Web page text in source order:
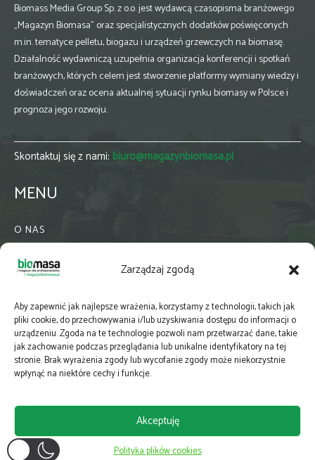
Zarządzaj zgodą
Aby zapewnić jak najlepsze wrażenia, korzystamy z technologii, takich jak
pliki cookie, do przechowywania i/lub uzyskiwania dostępu do informacji o
urządzeniu. Zgoda na te technologie pozwoli nam przetwarzać dane, takie
jak zachowanie podczas przeglądania lub unikalne identyfikatory na tej
stronie. Brak wyrażenia zgody lub wycofanie zgody może niekorzystnie
wpłynąć na niektóre cechy i funkcje.
Akceptuję
Polityka plików cookies
Biomass Media Group Sp. z o.o. jest wydawcą czasopisma branżowego
„Magazyn Biomasa” oraz specjalistycznych dodatków poświęconych
m.in. tematyce pelletu, biogazu i urządzeń grzewczych na biomasę.
Działalność wydawniczą uzupełnia organizacja konferencji i spotkań
branżowych, których celem jest stworzenie platformy wymiany wiedzy i
doświadczeń oraz ocena aktualnej sytuacji rynku biomasy w Polsce i
prognoza jego rozwoju.
Skontaktuj się z nami: biuro@magazynbiomasa.pl
MENU
O NAS
WSPÓŁPRACA
PRENUMERATA
NEWSLETTER
MAPY
E-WYDANIE